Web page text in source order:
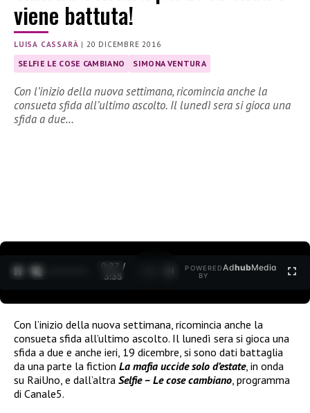
viene battuta!
LUISA CASSARÀ | 20 DICEMBRE 2016
SELFIE LE COSE CAMBIANO SIMONA VENTURA
Con l’inizio della nuova settimana, ricomincia anche la
consueta sfida all’ultimo ascolto. Il lunedì sera si gioca una
sfida a due…
0:27 /
3:35
POWERED
BY
AdhubMedia
Con l’inizio della nuova settimana, ricomincia anche la
consueta sfida all’ultimo ascolto. Il lunedì sera si gioca una
sfida a due e anche ieri, 19 dicembre, si sono dati battaglia
da una parte la fiction La mafia uccide solo d’estate, in onda
su RaiUno, e dall’altra Selfie – Le cose cambiano , programma
di Canale5.